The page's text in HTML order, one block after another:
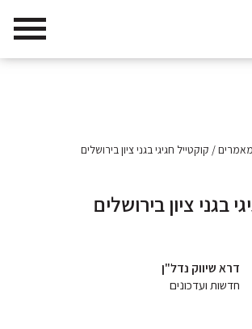
/ קוקטייל חגיגי בגני ציון בירושלים
בגני ציון בירושלים
דרא שיווק נדל"ן
חדשות ועדכונים